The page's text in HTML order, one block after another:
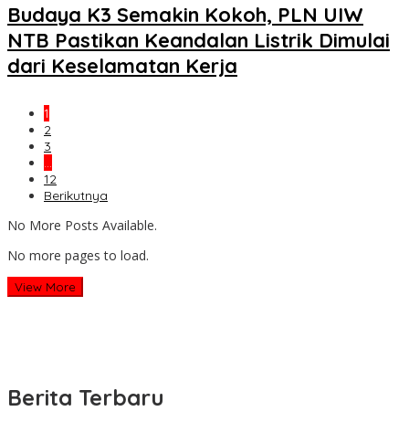
Budaya K3 Semakin Kokoh, PLN UIW
NTB Pastikan Keandalan Listrik Dimulai
dari Keselamatan Kerja
1
2
3
…
12
Berikutnya
No More Posts Available.
No more pages to load.
View More
Berita Terbaru